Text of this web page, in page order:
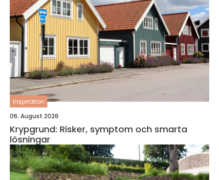
inspiration
06. August 2026
Krypgrund: Risker, symptom och smarta
lösningar